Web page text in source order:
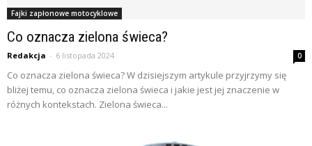
Fajki zapłonowe motocyklowe
Co oznacza zielona świeca?
Redakcja - 6 listopada 2024 0
Co oznacza zielona świeca? W dzisiejszym artykule przyjrzymy się
bliżej temu, co oznacza zielona świeca i jakie jest jej znaczenie w
różnych kontekstach. Zielona świeca...